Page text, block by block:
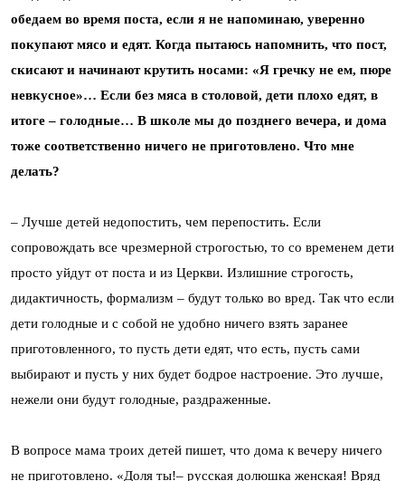
обедаем во время поста, если я не напоминаю, уверенно
покупают мясо и едят. Когда пытаюсь напомнить, что пост,
скисают и начинают крутить носами: «Я гречку не ем, пюре
невкусное»… Если без мяса в столовой, дети плохо едят, в
итоге – голодные… В школе мы до позднего вечера, и дома
тоже соответственно ничего не приготовлено. Что мне
делать?
– Лучше детей недопостить, чем перепостить. Если
сопровождать все чрезмерной строгостью, то со временем дети
просто уйдут от поста и из Церкви. Излишние строгость,
дидактичность, формализм – будут только во вред. Так что если
дети голодные и с собой не удобно ничего взять заранее
приготовленного, то пусть дети едят, что есть, пусть сами
выбирают и пусть у них будет бодрое настроение. Это лучше,
нежели они будут голодные, раздраженные.
В вопросе мама троих детей пишет, что дома к вечеру ничего
не приготовлено. «Доля ты!– русская долюшка женская! Вряд